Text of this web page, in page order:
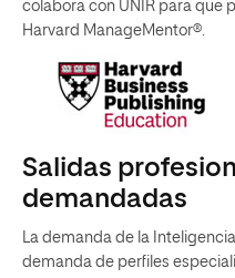
colabora con UNIR para que
Harvard ManageMentor®.
Salidas
demandadas
La demanda de la
demanda de perfiles